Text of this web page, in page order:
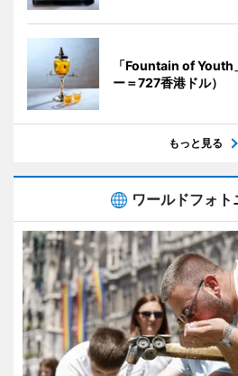
「Fountain of
ー＝727香港ドル）
もっと見る
ワールドフォト